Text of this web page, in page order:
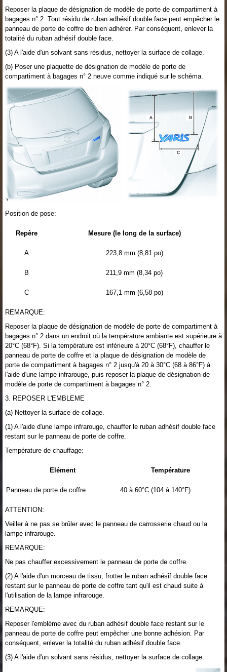
Reposer la plaque de désignation de modèle de porte de compartiment à
bagages n° 2. Tout résidu de ruban adhésif double face peut empêcher le
panneau de porte de coffre de bien adhérer. Par conséquent, enlever la
totalité du ruban adhésif double face.
(3) A l'aide d'un solvant sans résidus, nettoyer la surface de collage.
(b) Poser une plaquette de désignation de modèle de porte de
compartiment à bagages n° 2 neuve comme indiqué sur le schéma.
Position de pose:
Repère Mesure (le long de la surface)
A 223,8 mm (8,81 po)
B 211,9 mm (8,34 po)
C 167,1 mm (6,58 po)
REMARQUE:
Reposer la plaque de désignation de modèle de porte de compartiment à
bagages n° 2 dans un endroit où la température ambiante est supérieure à
20°C (68°F). Si la température est inférieure à 20°C (68°F), chauffer le
panneau de porte de coffre et la plaque de désignation de modèle de
porte de compartiment à bagages n° 2 jusqu'à 20 à 30°C (68 à 86°F) à
l'aide d'une lampe infrarouge, puis reposer la plaque de désignation de
modèle de porte de compartiment à bagages n° 2.
3. REPOSER L'EMBLEME
(a) Nettoyer la surface de collage.
(1) A l'aide d'une lampe infrarouge, chauffer le ruban adhésif double face
restant sur le panneau de porte de coffre.
Température de chauffage:
Elément Température
Panneau de porte de coffre 40 à 60°C (104 à 140°F)
ATTENTION:
Veiller à ne pas se brûler avec le panneau de carrosserie chaud ou la
lampe infrarouge.
REMARQUE:
Ne pas chauffer excessivement le panneau de porte de coffre.
(2) A l'aide d'un morceau de tissu, frotter le ruban adhésif double face
restant sur le panneau de porte de coffre tant qu'il est chaud suite à
l'utilisation de la lampe infrarouge.
REMARQUE:
Reposer l'emblème avec du ruban adhésif double face restant sur le
panneau de porte de coffre peut empêcher une bonne adhésion. Par
conséquent, enlever la totalité du ruban adhésif double face.
(3) A l'aide d'un solvant sans résidus, nettoyer la surface de collage.